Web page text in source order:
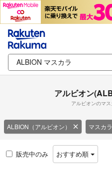
アルビオン
アルビオンのマ
ALBION（アルビオン） マスカラ
販売中のみ おすすめ順